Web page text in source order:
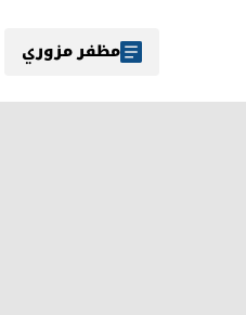
مظفر مزوري